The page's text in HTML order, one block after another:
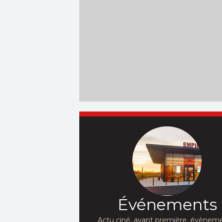
Événements
Actu ciné, avant première,